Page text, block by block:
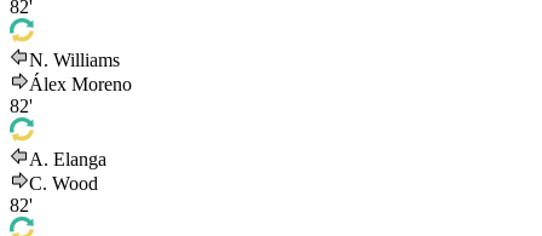
82'
N. Williams
Álex Moreno
82'
A. Elanga
C. Wood
82'